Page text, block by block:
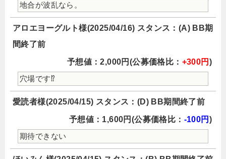
地合が波乱なら。
アロエヨーグルト様(2025/04/16) スタンス：(A) BB期
間終了前
予想値：2,000円(公募価格比： +300円 )
穴場です⁉️
愛読者様(2025/04/15) スタンス：(D) BB期間終了前
予想値：1,600円(公募価格比： -100円 )
期待できない